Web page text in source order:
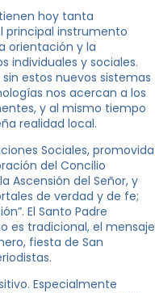
hoy tanta
principal instrumento
orientación y la
individuales y sociales.
estos nuevos sistemas
nos acercan a los
y al mismo tiempo
realidad local.
Sociales, promovida
del Concilio
Ascensión del Señor, y
de verdad y de fe;
El Santo Padre
es tradicional, el mensaje
fiesta de San
Especialmente